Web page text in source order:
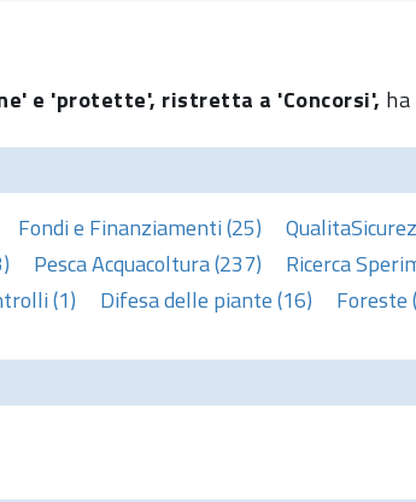
e 'protette', ristretta a 'Concorsi',
Fondi e Finanziamenti (25)
Pesca Acquacoltura (237) Ricerca
(1) Difesa delle piante (16) Foreste